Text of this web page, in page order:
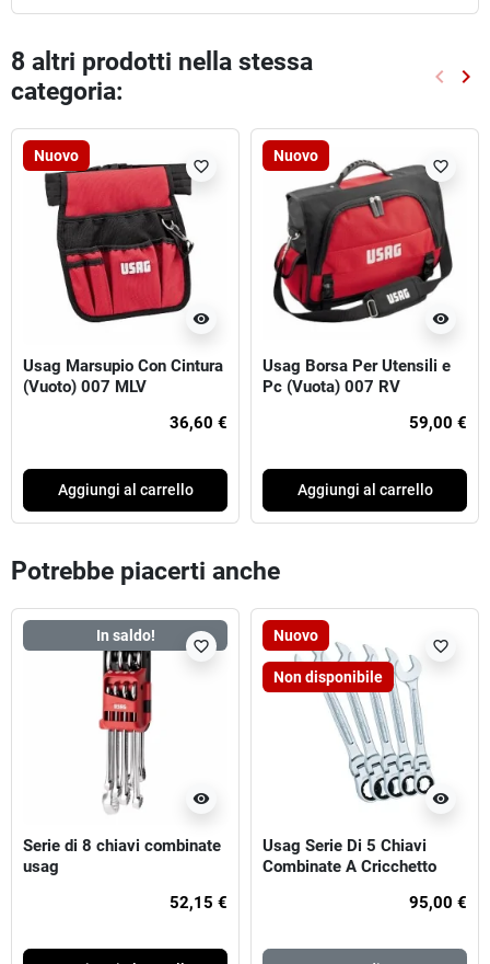
8 altri prodotti nella stessa
categoria:
keyboard_arrow_left keyboard_arrow_right
Nuovo
visibility
favorite_border
Usag Marsupio Con Cintura
(Vuoto) 007 MLV
36,60 €
Aggiungi al carrello
Nuovo
visibility
favorite_border
Usag Borsa Per Utensili e
Pc (Vuota) 007 RV
59,00 €
Aggiungi al carrello
Potrebbe piacerti anche
In saldo!
visibility
favorite_border
Serie di 8 chiavi combinate
usag
52,15 €
Nuovo
Non disponibile
visibility
favorite_border
Usag Serie Di 5 Chiavi
Combinate A Cricchetto
95,00 €